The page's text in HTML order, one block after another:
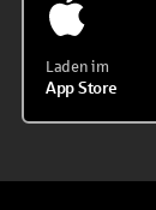
Laden im
App Store